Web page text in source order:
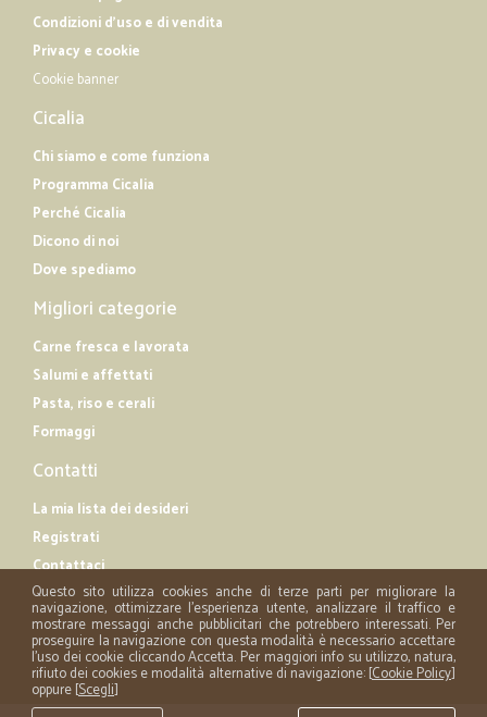
Condizioni d'uso e di vendita
Privacy e cookie
Cookie banner
Cicalia
Chi siamo e come funziona
Programma Cicalia
Perché Cicalia
Dicono di noi
Dove spediamo
Migliori categorie
Carne fresca e lavorata
Salumi e affettati
Pasta, riso e cerali
Formaggi
Contatti
La mia lista dei desideri
Registrati
Contattaci
Questo sito utilizza cookies anche di terze parti per migliorare la
navigazione, ottimizzare l'esperienza utente, analizzare il traffico e
mostrare messaggi anche pubblicitari che potrebbero interessati. Per
proseguire la navigazione con questa modalità è necessario accettare
l'uso dei cookie cliccando Accetta. Per maggiori info su utilizzo, natura,
rifiuto dei cookies e modalità alternative di navigazione: [Cookie Policy]
oppure [Scegli]